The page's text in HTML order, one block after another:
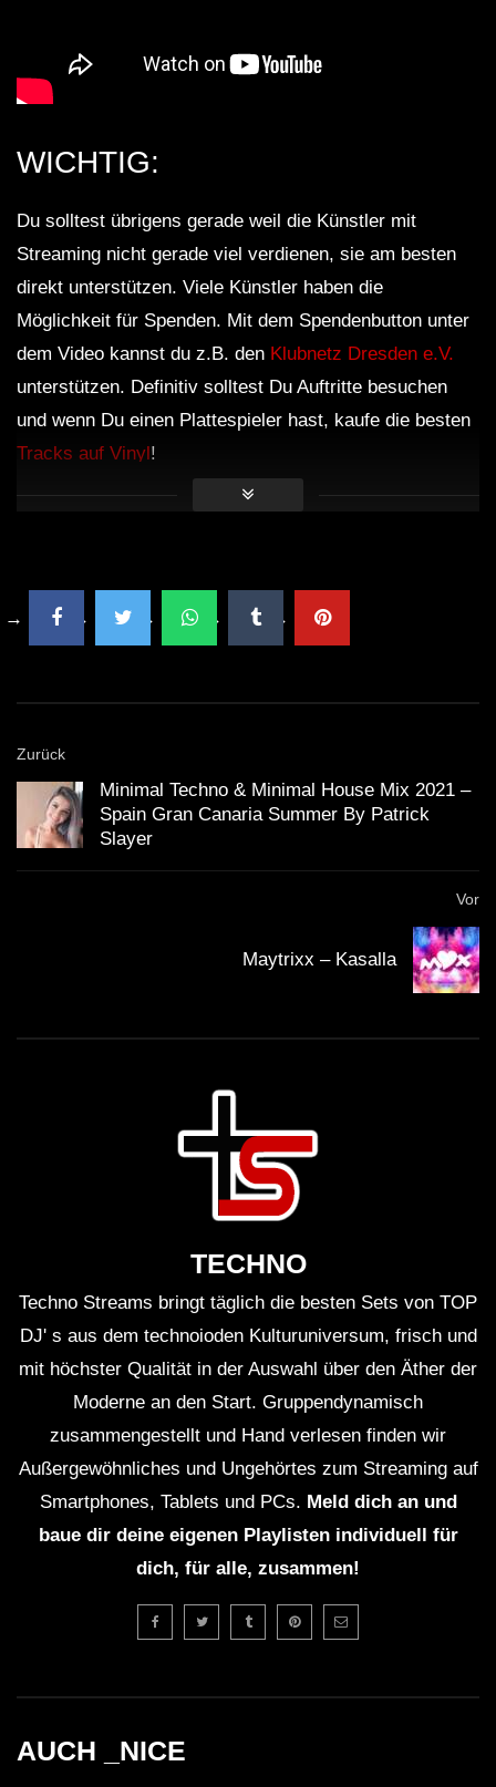
WICHTIG:
Du solltest übrigens gerade weil die Künstler mit
Streaming nicht gerade viel verdienen, sie am besten
direkt unterstützen. Viele Künstler haben die
Möglichkeit für Spenden. Mit dem Spendenbutton unter
dem Video kannst du z.B. den Klubnetz Dresden e.V.
unterstützen. Definitiv solltest Du Auftritte besuchen
und wenn Du einen Plattespieler hast, kaufe die besten
Tracks auf Vinyl!
Zurück
Minimal Techno & Minimal House Mix 2021 –
Spain Gran Canaria Summer By Patrick
Slayer
Vor
Maytrixx – Kasalla
TECHNO
Techno Streams bringt täglich die besten Sets von TOP
DJ' s aus dem technoioden Kulturuniversum, frisch und
mit höchster Qualität in der Auswahl über den Äther der
Moderne an den Start. Gruppendynamisch
zusammengestellt und Hand verlesen finden wir
Außergewöhnliches und Ungehörtes zum Streaming auf
Smartphones, Tablets und PCs. Meld dich an und
baue dir deine eigenen Playlisten individuell für
dich, für alle, zusammen!
AUCH _NICE